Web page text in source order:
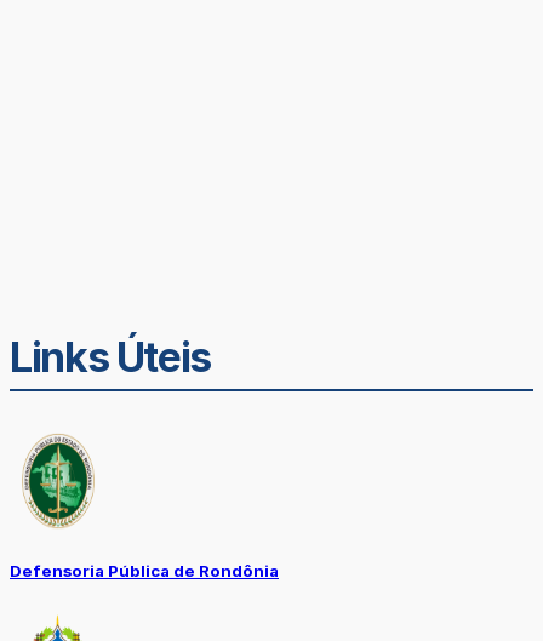
Links Úteis
Defensoria Pública de Rondônia